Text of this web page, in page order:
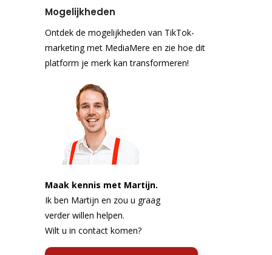
Mogelijkheden
Ontdek de mogelijkheden van TikTok-
marketing met MediaMere en zie hoe dit
platform je merk kan transformeren!
Maak kennis met Martijn.
Ik ben Martijn en zou u graag
verder willen helpen.
Wilt u in contact komen?